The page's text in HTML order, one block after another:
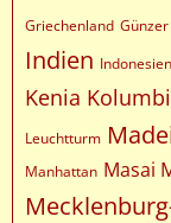
Griechenland Günzer
Indien Indonesien
Kenia
Leuchtturm
Manhattan Masai